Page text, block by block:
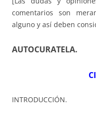
comentarios son
alguno y así deben
AUTOCURATELA.
INTRODUCCIÓN.